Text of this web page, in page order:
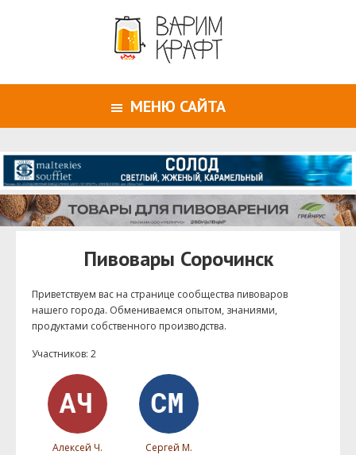
МЕНЮ САЙТА
Пивовары Сорочинск
Приветствуем ваc на странице сообщества пивоваров
нашего города. Обмениваемся опытом, знаниями,
продуктами собственного производства.
Участников: 2
Алексей Ч. Сергей М.